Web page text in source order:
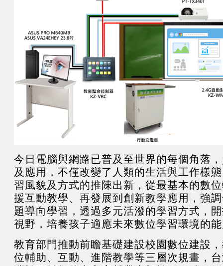
今日電腦與網路已普及至世界的每個角落
及應用，不僅改變了人類的生活與工作樣
習風貌及方式的推陳出新，從最基本的數
援互動教學、再發展到創新教學應用，強
題導向學習，透過多元活潑的學習方式，
視野，培養孩子適應未來數位學習環境的
教育部門推動前瞻基礎建設校園數位建設
位輔助、互動、進階教學等三層次規畫，